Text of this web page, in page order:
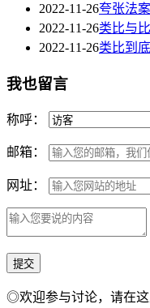
2022-11-26夸张法
2022-11-26类比与
2022-11-26类比到
我也留言
称呼：
邮箱：
网址：
◎欢迎参与讨论，请在这